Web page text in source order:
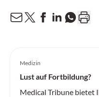
Medizin
Lust auf Fortbildung?
Medical Tribune bietet